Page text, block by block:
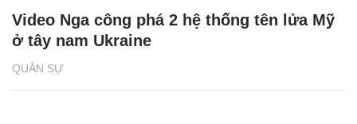
QUÂN SỰ
Video Nga công phá 2 hệ thống tên lửa Mỹ
ở tây nam Ukraine